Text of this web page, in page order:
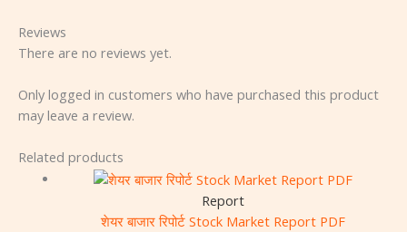
Reviews
There are no reviews yet.
Only logged in customers who have purchased this product
may leave a review.
Related products
Report
शेयर बाजार रिपोर्ट Stock Market Report PDF